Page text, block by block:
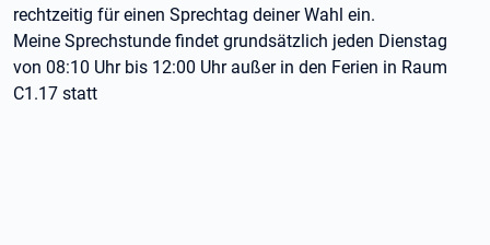
rechtzeitig für einen Sprechtag deiner Wahl ein.
Meine Sprechstunde findet grundsätzlich jeden Dienstag
von 08:10 Uhr bis 12:00 Uhr außer in den Ferien in Raum
C1.17 statt